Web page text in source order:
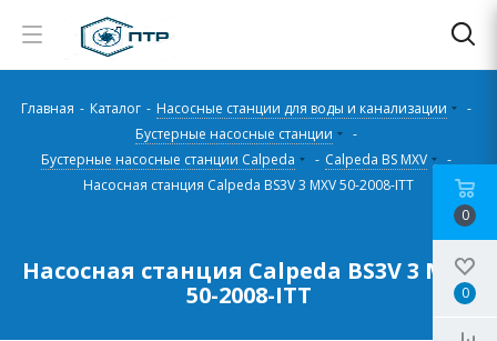
Главная - Каталог - Насосные станции для воды и канализации
-
Бустерные насосные станции
-
Бустерные насосные станции Calpeda
- Calpeda BS MXV
-
Насосная станция Calpeda BS3V 3 MXV 50-2008-ITT
Насосная станция Calpeda BS3V 3 MXV
50-2008-ITT
0
0